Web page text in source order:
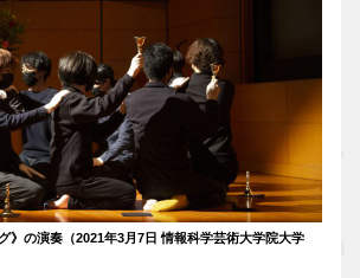
》の演奏（2021年3月7日 情報科学芸術大学院大学